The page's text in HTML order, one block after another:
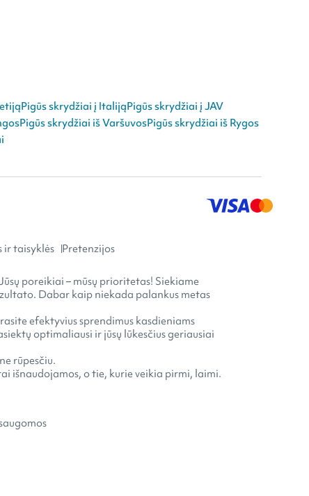
Pigūs skrydžiai į ItalijąPigūs skrydžiai į JAV
Pigūs skrydžiai iš VaršuvosPigūs skrydžiai iš Rygos
ir taisyklės Pretenzijos
poreikiai – mūsų prioritetas! Siekiame
Dabar kaip niekada palankus metas
efektyvius sprendimus kasdieniams
optimaliausi ir jūsų lūkesčius geriausiai
rūpesčiu.
išnaudojamos, o tie, kurie veikia pirmi, laimi.